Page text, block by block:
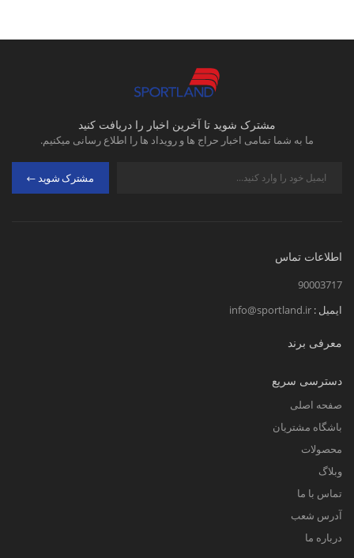
مشترک شوید تا آخرین اخبار را دریافت کنید
ما به شما تمامی اخبار حراج ها و رویداد ها را اطلاع رسانی میکنیم.
مشترک شوید
اطلاعات تماس
90003717
ایمیل : info@sportland.ir
معرفی برند
دسترسی سریع
صفحه اصلی
باشگاه مشتریان
محصولات
وبلاگ
تماس با ما
آدرس شعب
درباره ما